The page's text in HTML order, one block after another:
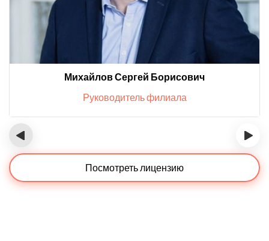
Михайлов Сергей Борисович
Руководитель филиала
‹ ›
Посмотреть лицензию